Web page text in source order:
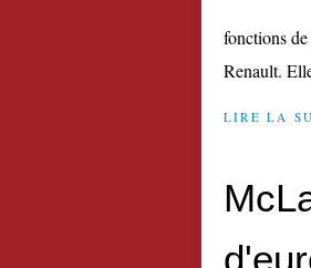
fonctions
Renault.
LIRE LA